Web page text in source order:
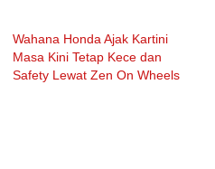
Wahana Honda Ajak Kartini
Masa Kini Tetap Kece dan
Safety Lewat Zen On Wheels